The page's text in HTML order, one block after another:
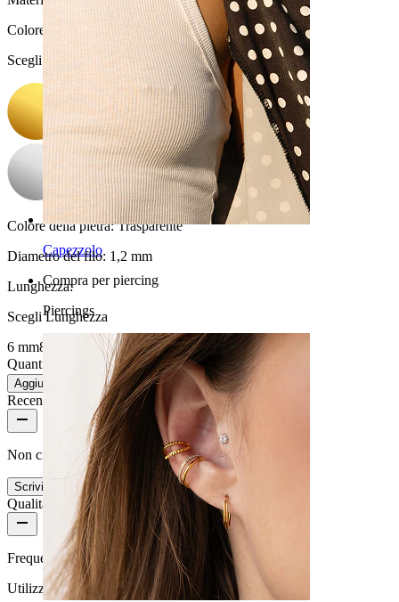
Capezzolo
Compra per piercing
Piercings
Colore
Scegli Colore
Colore della pietra:Trasparente
Diametro del filo: 1,2 mm
Lunghezza:
Scegli Lunghezza
6 mm8 mm
Quantità: 1
Modifica
Aggiungi al carrello
Recensioni del prodotto
Non ci sono ancora recensioni per questo prodotto
Scrivi una recensione
Qualità del prodotto
Frequenza di utilizzo
Utilizzo occasionale